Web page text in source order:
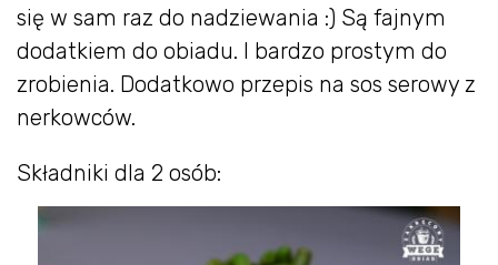
się w sam raz do nadziewania :) Są fajnym
dodatkiem do obiadu. I bardzo prostym do
zrobienia. Dodatkowo przepis na sos serowy z
nerkowców.
Składniki dla 2 osób: